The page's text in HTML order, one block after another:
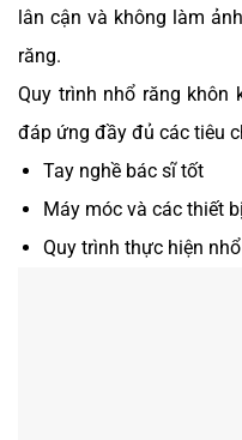
lân cận và không làm
răng.
Quy trình nhổ răng khôn
đáp ứng đầy đủ các tiêu
Tay nghề bác sĩ tốt
Máy móc và các thiết
Quy trình thực hiện